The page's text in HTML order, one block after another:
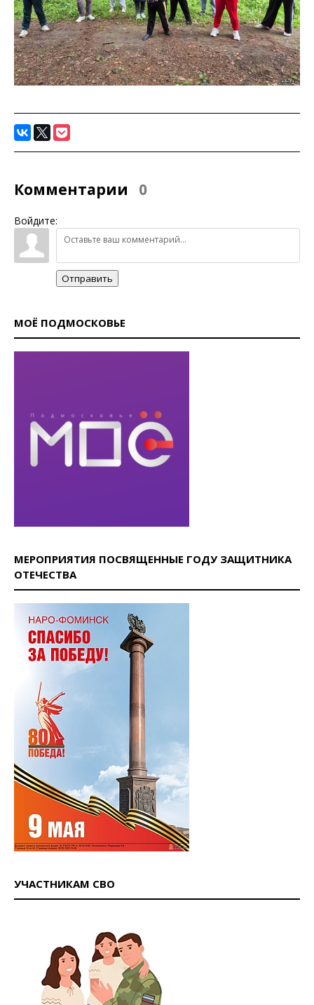
Комментарии 0
Войдите:
Отправить
МОЁ ПОДМОСКОВЬЕ
МЕРОПРИЯТИЯ ПОСВЯЩЕННЫЕ ГОДУ ЗАЩИТНИКА
ОТЕЧЕСТВА
УЧАСТНИКАМ СВО